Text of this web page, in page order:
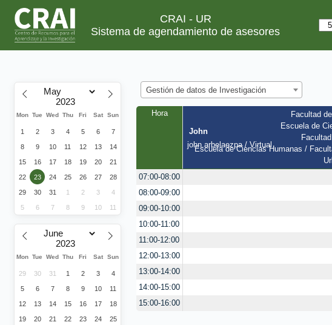
CRAI - UR
Sistema de agendamiento de asesores
Mon Tue Wed Thu Fri Sat Sun
1 2 3 4 5 6 7
8 9 10 11 12 13 14
15 16 17 18 19 20 21
22 23 24 25 26 27 28
29 30 31 1 2 3 4
5 6 7 8 9 10 11
Mon Tue Wed Thu Fri Sat Sun
29 30 31 1 2 3 4
5 6 7 8 9 10 11
12 13 14 15 16 17 18
19 20 21 22 23 24 25
Gestión de datos de Investigación
Hora
John
john.arbelaezpa / Virtual
Facultad
Escuela de
Escuela de Ciencias Humanas /
07:00-08:00
08:00-09:00
09:00-10:00
10:00-11:00
11:00-12:00
12:00-13:00
13:00-14:00
14:00-15:00
15:00-16:00